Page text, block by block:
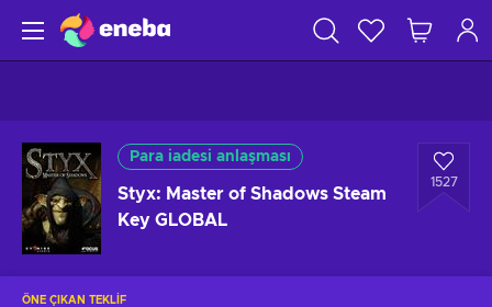
Para iadesi anlaşması
Styx: Master of Shadows Steam
Key GLOBAL
1527
ÖNE ÇIKAN TEKLIF